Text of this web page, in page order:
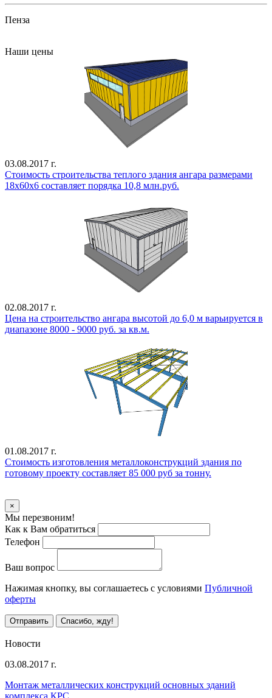
Пенза
Наши цены
03.08.2017 г.
Стоимость строительства теплого здания ангара размерами
18х60х6 составляет порядка 10,8 млн.руб.
02.08.2017 г.
Цена на строительство ангара высотой до 6,0 м варьируется в
диапазоне 8000 - 9000 руб. за кв.м.
01.08.2017 г.
Стоимость изготовления металлоконструкций здания по
готовому проекту составляет 85 000 руб за тонну.
×
Мы перезвоним!
Как к Вам обратиться
Телефон
Ваш вопрос
Нажимая кнопку, вы соглашаетесь с условиями Публичной
оферты
Отправить Спасибо, жду!
Новости
03.08.2017 г.
Монтаж металлических конструкций основных зданий
комплекса КРС